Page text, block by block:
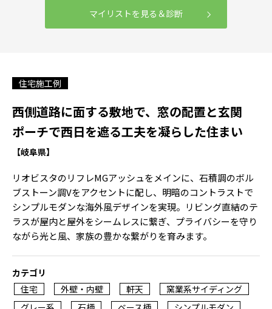
マイリストを見る＆診断
住宅施工例
西側道路に面する敷地で、窓の配置と玄関
ポーチで西日を遮る工夫を凝らした住まい
【岐阜県】
リオビスタのリフレMGアッシュをメインに、石積調のボル
ブストーン調Vをアクセントに配し、明暗のコントラストで
シンプルモダンな海外風デザインを実現。リビング直結のテ
ラスが屋内と屋外をシームレスに繋ぎ、プライバシーを守り
ながら光と風、家族の豊かな繋がりを育みます。
カテゴリ
住宅
外壁・内壁 軒天
窯業系サイディング